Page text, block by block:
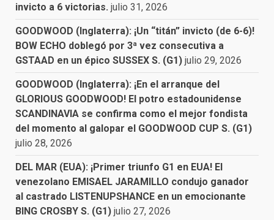
invicto a 6 victorias. julio 31, 2026
GOODWOOD (Inglaterra): ¡Un “titán” invicto (de 6-6)!
BOW ECHO doblegó por 3ª vez consecutiva a
GSTAAD en un épico SUSSEX S. (G1) julio 29, 2026
GOODWOOD (Inglaterra): ¡En el arranque del
GLORIOUS GOODWOOD! El potro estadounidense
SCANDINAVIA se confirma como el mejor fondista
del momento al galopar el GOODWOOD CUP S. (G1)
julio 28, 2026
DEL MAR (EUA): ¡Primer triunfo G1 en EUA! El
venezolano EMISAEL JARAMILLO condujo ganador
al castrado LISTENUPSHANCE en un emocionante
BING CROSBY S. (G1) julio 27, 2026